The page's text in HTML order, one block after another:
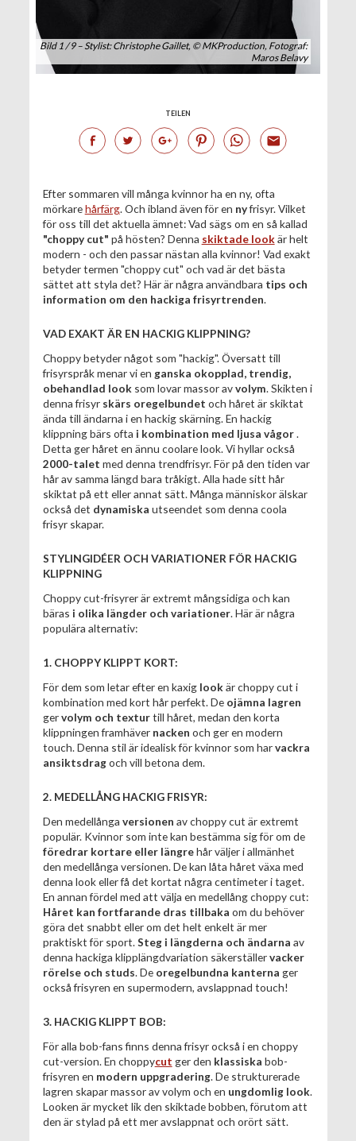
Bild 1 / 9 – Stylist: Christophe Gaillet, © MKProduction, Fotograf:
Maros Belavy
TEILEN
Efter sommaren vill många kvinnor ha en ny, ofta
mörkarehårfärg. Och ibland även för en nyfrisyr. Vilket
för oss till det aktuella ämnet: Vad sägs om en så kallad
"choppy cut" på hösten? Denna skiktade lookär helt
modern - och den passar nästan alla kvinnor! Vad exakt
betyder termen "choppy cut" och vad är det bästa
sättet att styla det? Här är några användbara tips och
information om den hackiga frisyrtrenden.
VAD EXAKT ÄR EN HACKIG KLIPPNING?
Choppy betyder något som "hackig". Översatt till
frisyrspråk menar vi en ganska okopplad, trendig,
obehandlad looksom lovar massor avvolym. Skikten i
denna frisyr skärs oregelbundet och håret är skiktat
ända till ändarna i en hackig skärning. En hackig
klippning bärs ofta i kombination med ljusa vågor.
Detta ger håret en ännu coolare look. Vi hyllar också
2000-talet med denna trendfrisyr. För på den tiden var
hår av samma längd bara tråkigt. Alla hade sitt hår
skiktat på ett eller annat sätt. Många människor älskar
också det dynamiska utseendet som denna coola
frisyr skapar.
STYLINGIDÉER OCH VARIATIONER FÖR HACKIG
KLIPPNING
Choppy cut-frisyrer är extremt mångsidiga och kan
bäras i olika längder och variationer. Här är några
populära alternativ:
1. CHOPPY KLIPPT KORT:
För dem som letar efter en kaxig lookär choppy cut i
kombination med kort hår perfekt. De ojämna lagren
gervolym och texturtill håret, medan den korta
klippningen framhäver nacken och ger en modern
touch. Denna stil är idealisk för kvinnor som harvackra
ansiktsdragoch vill betona dem.
2. MEDELLÅNG HACKIG FRISYR:
Den medellånga versionen av choppy cut är extremt
populär. Kvinnor som inte kan bestämma sig för om de
föredrar kortare eller längrehår väljer i allmänhet
den medellånga versionen. De kan låta håret växa med
denna look eller få det kortat några centimeter i taget.
En annan fördel med att välja en medellång choppy cut:
Håret kan fortfarande dras tillbaka om du behöver
göra det snabbt eller om det helt enkelt är mer
praktiskt för sport.Steg i längderna och ändarna av
denna hackiga klipplängdvariation säkerställervacker
rörelse och studs. De oregelbundna kanterna ger
också frisyren en supermodern, avslappnad touch!
3. HACKIG KLIPPT BOB:
För alla bob-fans finns denna frisyr också i en choppy
cut-version. En choppycut ger den klassiska bob-
frisyren en modern uppgradering. De strukturerade
lagren skapar massor av volym och en ungdomlig look.
Looken är mycket lik den skiktade bobben, förutom att
den är stylad på ett mer avslappnat och orört sätt.